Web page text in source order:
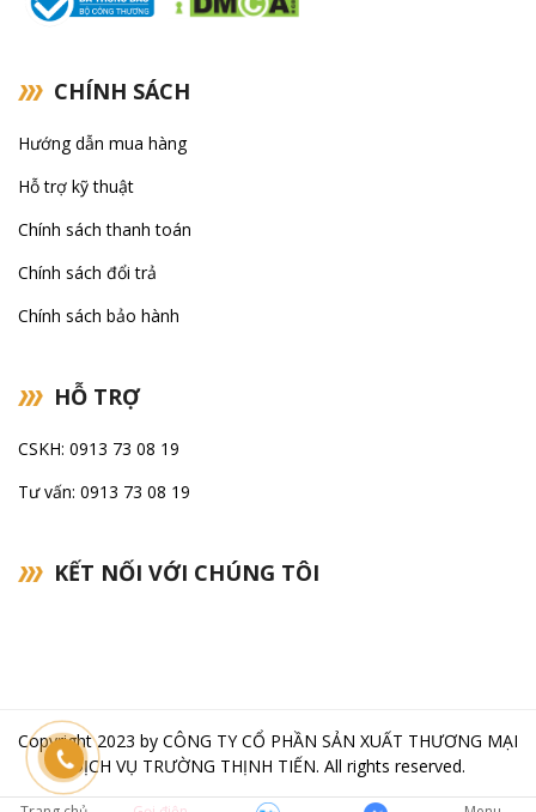
CHÍNH SÁCH
Hướng dẫn mua hàng
Hỗ trợ kỹ thuật
Chính sách thanh toán
Chính sách đổi trả
Chính sách bảo hành
HỖ TRỢ
CSKH: 0913 73 08 19
Tư vấn: 0913 73 08 19
KẾT NỐI VỚI CHÚNG TÔI
Copyright 2023 by CÔNG TY CỔ PHẦN SẢN XUẤT THƯƠNG MẠI
DỊCH VỤ TRƯỜNG THỊNH TIẾN. All rights reserved.